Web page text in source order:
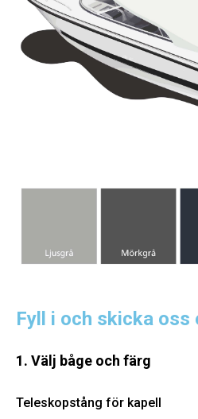
Fyll i och skicka
1. Välj båge och färg
Teleskopstång för kapell